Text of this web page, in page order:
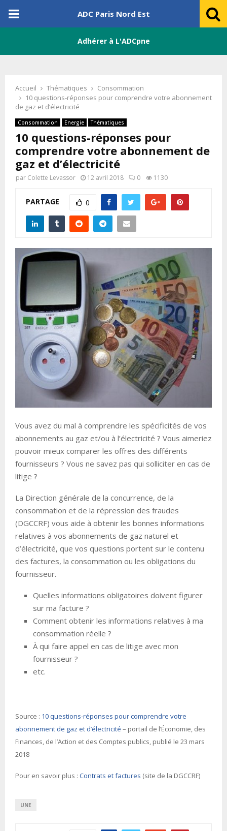
PRIMARY
ADC Paris Nord Est
Adhérer à L'ADCpne
Accueil Thématiques
Consommation
10 questions-réponses pour comprendre votre abonnement
de gaz et d’électricité
Consommation Energie Thématiques
10 questions-réponses pour
comprendre votre abonnement de
gaz et d’électricité
par Colette Levassor 12 avril 2018 0 1130
PARTAGE 0
Vous avez du mal à comprendre les spécificités de vos
abonnements au gaz et/ou à l’électricité ? Vous aimeriez
pouvoir mieux comparer les offres des différents
fournisseurs ? Vous ne savez pas qui solliciter en cas de
litige ?
La Direction générale de la concurrence, de la
consommation et de la répression des fraudes
(DGCCRF) vous aide à obtenir les bonnes informations
relatives à vos abonnements de gaz naturel et
d’électricité, que vos questions portent sur le contenu
des factures, la consommation ou les obligations du
fournisseur.
Quelles informations obligatoires doivent figurer
sur ma facture ?
Comment obtenir les informations relatives à ma
consommation réelle ?
À qui faire appel en cas de litige avec mon
fournisseur ?
etc.
Source : 10 questions-réponses pour comprendre votre
abonnement de gaz et d’électricité – portail de l’Économie, des
Finances, de l’Action et des Comptes publics, publié le 23 mars
2018
Pour en savoir plus : Contrats et factures (site de la DGCCRF)
UNE